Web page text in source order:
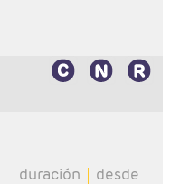
duración desde